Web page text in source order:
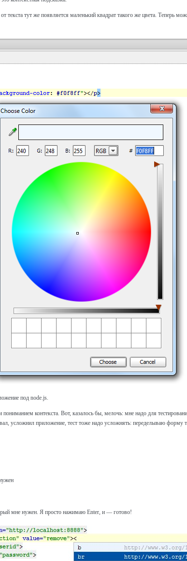
текста тут же появляется маленький квадрат такого же цвета. Теперь
под node.js.
контекста. Вот, казалось бы, мелочь: мне надо для
усложнил приложение, тест тоже надо усложнять: переделываю форму
мне нужен. Я просто нажимаю Enter, и — готово!